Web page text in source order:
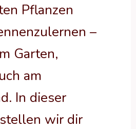
Pflanzen
–
Garten,
am
In dieser
wir dir